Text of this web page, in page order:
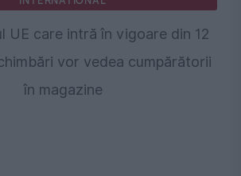
UE care intră în vigoare din 12
vor vedea cumpărătorii
în magazine